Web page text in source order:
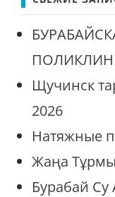
Щучинск
2026
Натяжные
Жаңа
Бурабай